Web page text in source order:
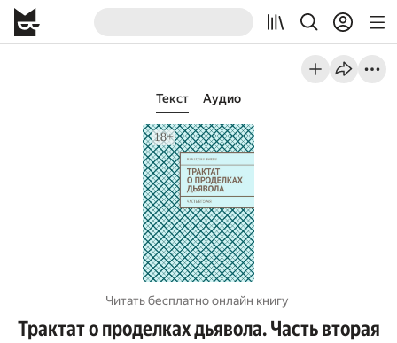
Текст Аудио
Читать бесплатно онлайн книгу
Трактат о проделках дьявола. Часть вторая